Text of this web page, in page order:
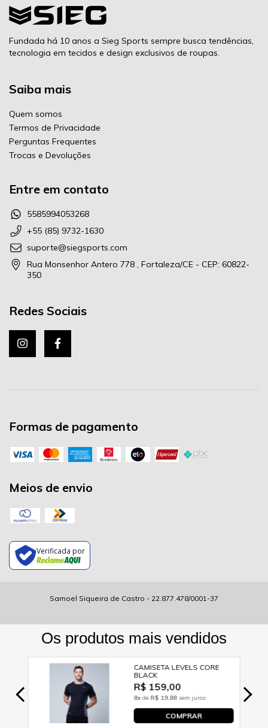
Fundada há 10 anos a Sieg Sports sempre busca tendências,
tecnologia em tecidos e design exclusivos de roupas.
Saiba mais
Quem somos
Termos de Privacidade
Perguntas Frequentes
Trocas e Devoluções
Entre em contato
5585994053268
+55 (85) 9732-1630
suporte@siegsports.com
Rua Monsenhor Antero 778 , Fortaleza/CE - CEP: 60822-
350
Redes Sociais
Formas de pagamento
Meios de envio
Verificada por
Samoel Siqueira de Castro - 22.877.478/0001-37